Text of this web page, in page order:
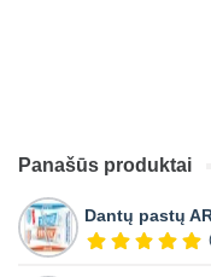
Panašūs produktai
Dantų pastų